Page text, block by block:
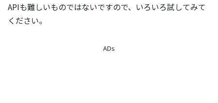
APIも難しいものではないですので、いろいろ試してみて
ください。
ADs